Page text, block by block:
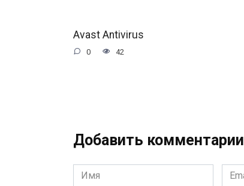
Avast Antivirus
0 42
Добавить комментарии
Имя Email